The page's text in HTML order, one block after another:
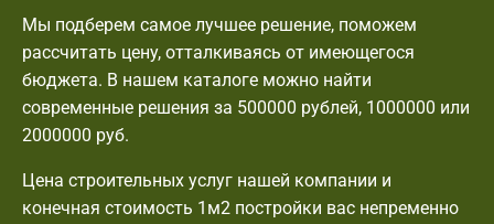
Мы подберем самое лучшее решение, поможем
рассчитать цену, отталкиваясь от имеющегося
бюджета. В нашем каталоге можно найти
современные решения за 500000 рублей, 1000000 или
2000000 руб.
Цена строительных услуг нашей компании и
конечная стоимость 1м2 постройки вас непременно